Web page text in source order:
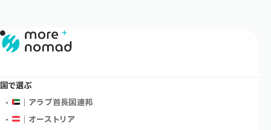
国で選ぶ
｜アラブ首長国連邦
｜オーストリア